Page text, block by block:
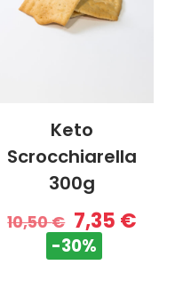
Keto
Scrocchiarella
300g
10,50€ 7,35 €
-30%